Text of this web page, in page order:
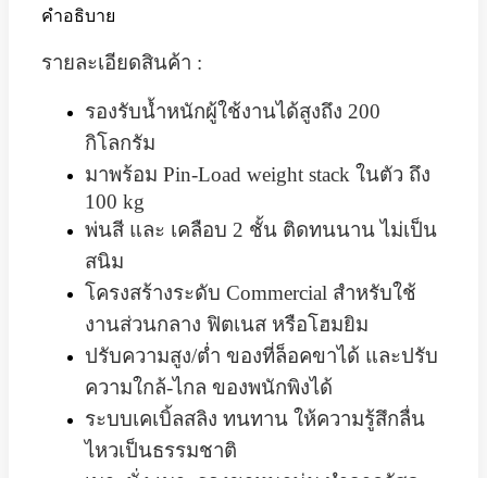
คำอธิบาย
รายละเอียดสินค้า :
รองรับน้ำหนักผู้ใช้งานได้สูงถึง 200
กิโลกรัม
มาพร้อม Pin-Load weight stack ในตัว ถึง
100 kg
พ่นสี และ เคลือบ 2 ชั้น ติดทนนาน ไม่เป็น
สนิม
โครงสร้างระดับ Commercial สำหรับใช้
งานส่วนกลาง ฟิตเนส หรือโฮมยิม
ปรับความสูง/ต่ำ ของที่ล็อคขาได้ และปรับ
ความใกล้-ไกล ของพนักพิงได้
ระบบเคเบิ้ลสลิง ทนทาน ให้ความรู้สึกลื่น
ไหวเป็นธรรมชาติ